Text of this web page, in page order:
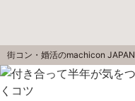
街コン・婚活のmachicon JAPAN